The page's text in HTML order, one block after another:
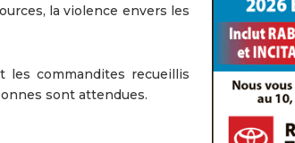
la violence envers les
les commandites recueillis
sont attendues.